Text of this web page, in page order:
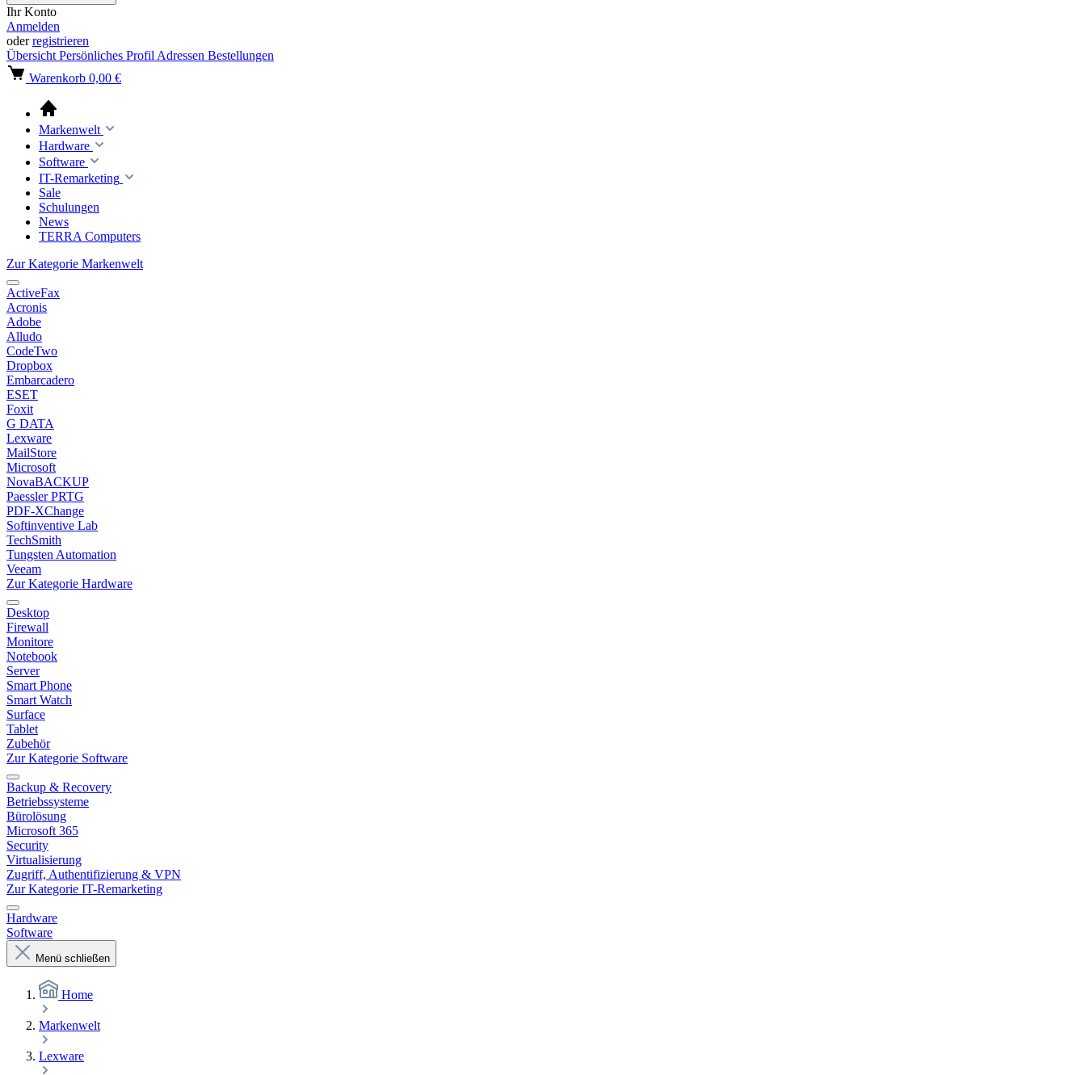
Ihr Konto
Anmelden
oderregistrieren
Übersicht Persönliches Profil Adressen Bestellungen
Warenkorb 0,00 €
Markenwelt
Hardware
Software
IT-Remarketing
Sale
Schulungen
News
TERRA Computers
Zur Kategorie Markenwelt
ActiveFax
Acronis
Adobe
Alludo
CodeTwo
Dropbox
Embarcadero
ESET
Foxit
G DATA
Lexware
MailStore
Microsoft
NovaBACKUP
Paessler PRTG
PDF-XChange
Softinventive Lab
TechSmith
Tungsten Automation
Veeam
Zur Kategorie Hardware
Desktop
Firewall
Monitore
Notebook
Server
Smart Phone
Smart Watch
Surface
Tablet
Zubehör
Zur Kategorie Software
Backup & Recovery
Betriebssysteme
Bürolösung
Microsoft 365
Security
Virtualisierung
Zugriff, Authentifizierung & VPN
Zur Kategorie IT-Remarketing
Hardware
Software
Menü schließen
Home
Markenwelt
Lexware